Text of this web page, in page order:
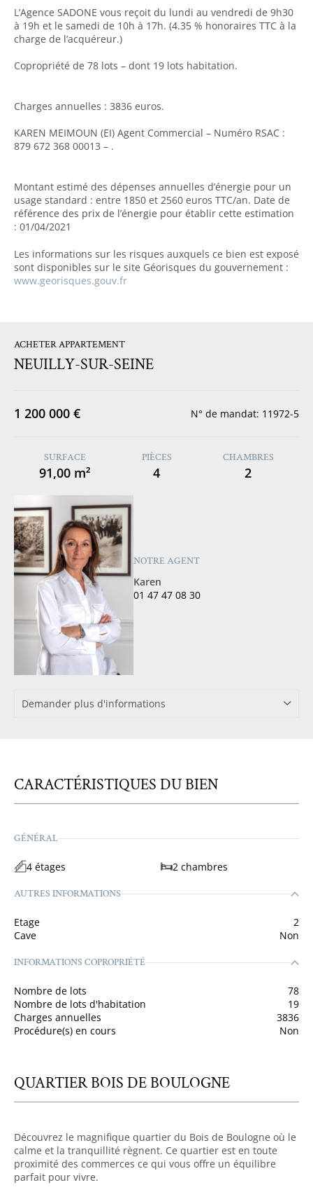
L’Agence SADONE vous reçoit du lundi au vendredi de 9h30
à 19h et le samedi de 10h à 17h. (4.35 % honoraires TTC à la
charge de l’acquéreur.)
Copropriété de 78 lots – dont 19 lots habitation.
Charges annuelles : 3836 euros.
KAREN MEIMOUN (EI) Agent Commercial – Numéro RSAC :
879 672 368 00013 – .
Montant estimé des dépenses annuelles d’énergie pour un
usage standard : entre 1850 et 2560 euros TTC/an. Date de
référence des prix de l’énergie pour établir cette estimation
: 01/04/2021
Les informations sur les risques auxquels ce bien est exposé
sont disponibles sur le site Géorisques du gouvernement :
www.georisques.gouv.fr
ACHETER APPARTEMENT
NEUILLY-SUR-SEINE
1 200 000 € N° de mandat: 11972-5
SURFACE
91,00 m²
PIÈCES
4
CHAMBRES
2
NOTRE AGENT
Karen
01 47 47 08 30
Demander plus d'informations
CARACTÉRISTIQUES DU BIEN
GÉNÉRAL
4 étages 2 chambres
AUTRES INFORMATIONS
Etage
2
Cave
Non
INFORMATIONS COPROPRIÉTÉ
Nombre de lots
78
Nombre de lots d'habitation
19
Charges annuelles
3836
Procédure(s) en cours
Non
QUARTIER BOIS DE BOULOGNE
Découvrez le magnifique quartier du Bois de Boulogne où le
calme et la tranquillité règnent. Ce quartier est en toute
proximité des commerces ce qui vous offre un équilibre
parfait pour vivre.